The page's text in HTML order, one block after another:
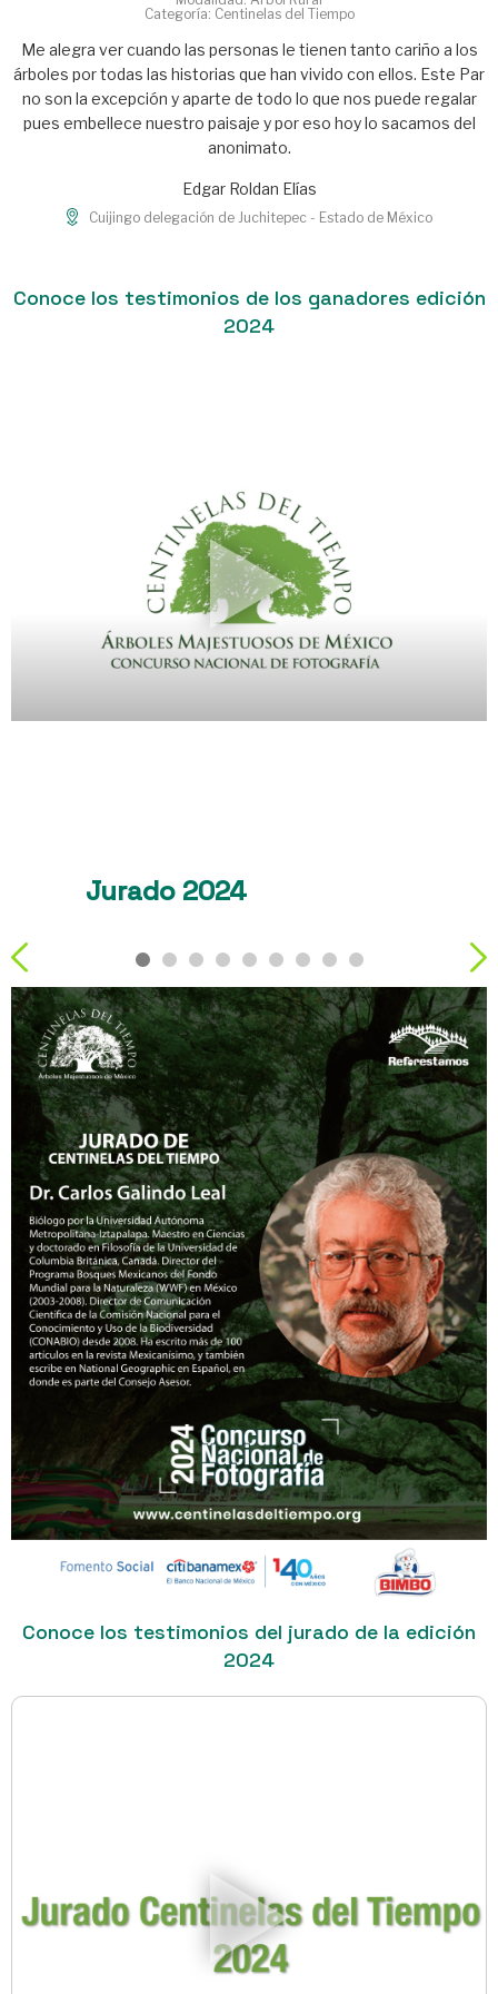
Categoría: Centinelas del Tiempo
Me alegra ver cuando las personas le tienen tanto cariño a los
árboles por todas las historias que han vivido con ellos. Este Par
no son la excepción y aparte de todo lo que nos puede regalar
pues embellece nuestro paisaje y por eso hoy lo sacamos del
anonimato.
Edgar Roldan Elías
Cuijingo delegación de Juchitepec - Estado de México
Categoría: Centinelas del Tiempo
Sierra de Juárez, Oaxaca, México.
Luis Roberto Lyons Suárez
Sierra de Juárez - Oaxaca.
El sabino (Taxodium mucronatum), también conocido como
ahuehuete, es un árbol majestuoso y longevo. Tiene una amplia
distribución en México. En 1921 fue declarado árbol nacional
como parte de las celebraciones por el Centenario de la
Independencia de México. Fue su importancia cultural, histórica
y ecológica la que justificó tal distinción.
Cesar Octavio Rodriguez Lozano
San Juan del Río - Durango.
Conoce los testimonios de los ganadores edición
2024
Jurado 2024
Conoce los testimonios del jurado de la edición
2024